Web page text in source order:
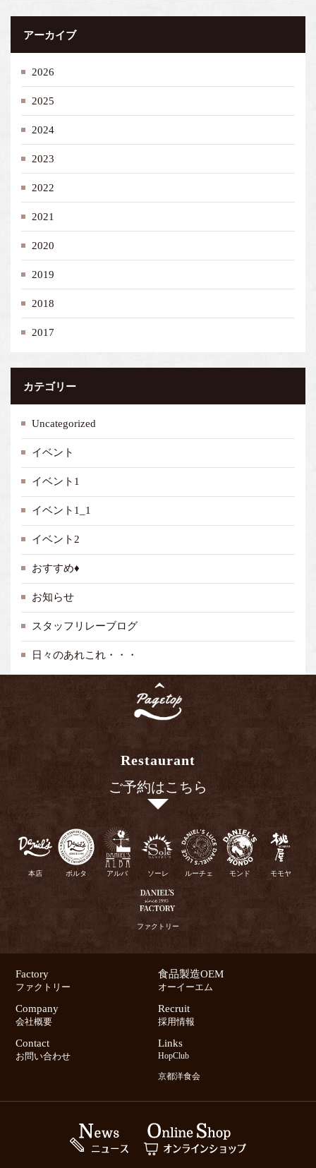
アーカイブ
2026
2025
2024
2023
2022
2021
2020
2019
2018
2017
カテゴリー
Uncategorized
イベント
イベント1
イベント1_1
イベント2
おすすめ♦
お知らせ
スタッフリレーブログ
日々のあれこれ・・・
Restaurant
ご予約はこちら
本店 ポルタ アルバ ソーレ ルーチェ モンド モモヤ
ファクトリー
Factory
ファクトリー
食品製造OEM
オーイーエム
Company
会社概要
Recruit
採用情報
Contact
お問い合わせ
Links
HopClub
京都洋食会